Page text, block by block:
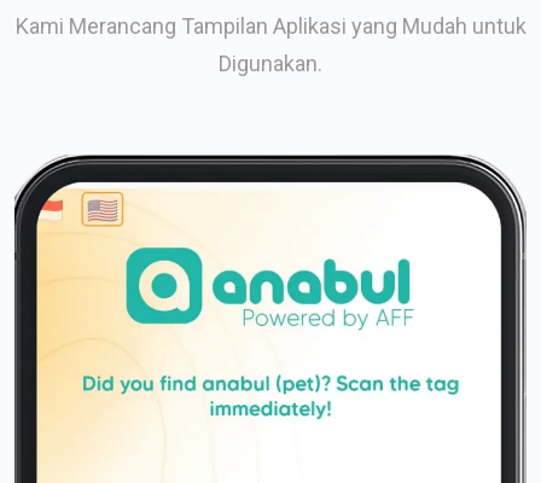
Kami Merancang Tampilan Aplikasi yang Mudah untuk
Digunakan.